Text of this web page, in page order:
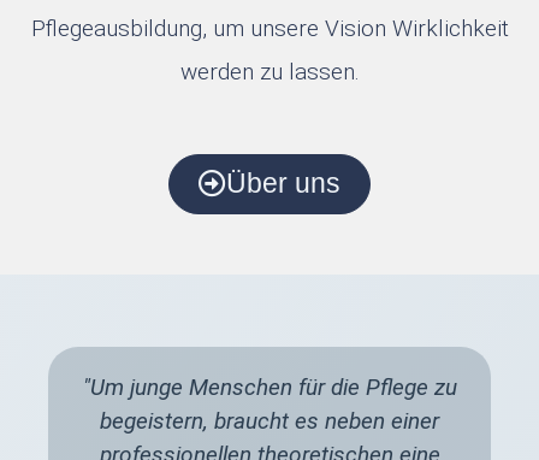
Pflegeausbildung, um unsere Vision Wirklichkeit
werden zu lassen.
Über uns
"Um junge Menschen für die Pflege zu
begeistern, braucht es neben einer
Veröffentlicht: 11. September 2025
Der Bundestag hat in erster Lesung
1. das Gesetz zur
Pflegefachassistenzausbildung (für ein